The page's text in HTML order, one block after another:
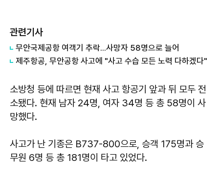
관련기사
무안국제공항 여객기 추락...사망자 58명으로 늘어
제주항공, 무안공항 사고에 "사고 수습 모든 노력 다하겠다"
소방청 등에 따르면 현재 사고 항공기 앞과 뒤 모두 전
소됐다. 현재 남자 24명, 여자 34명 등 총 58명이 사
망했다.
사고가 난 기종은 B737-800으로, 승객 175명과 승
무원 6명 등 총 181명이 타고 있었다.